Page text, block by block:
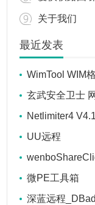
关于我们
最近发表
WimTool WIM
玄武安全卫士
器码 防盗号 防御
Netlimiter4
控制软件
UU远程
享工具
微PE工具箱
深蓝远程